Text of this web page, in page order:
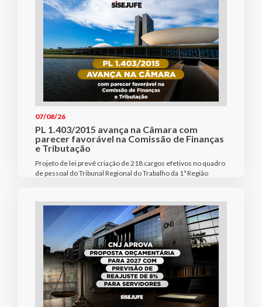
07/08/26
PL 1.403/2015 avança na Câmara com
parecer favorável na Comissão de Finanças
e Tributação
Projeto de lei prevê criação de 218 cargos efetivos no quadro
de pessoal do Tribunal Regional do Trabalho da 1ª Região